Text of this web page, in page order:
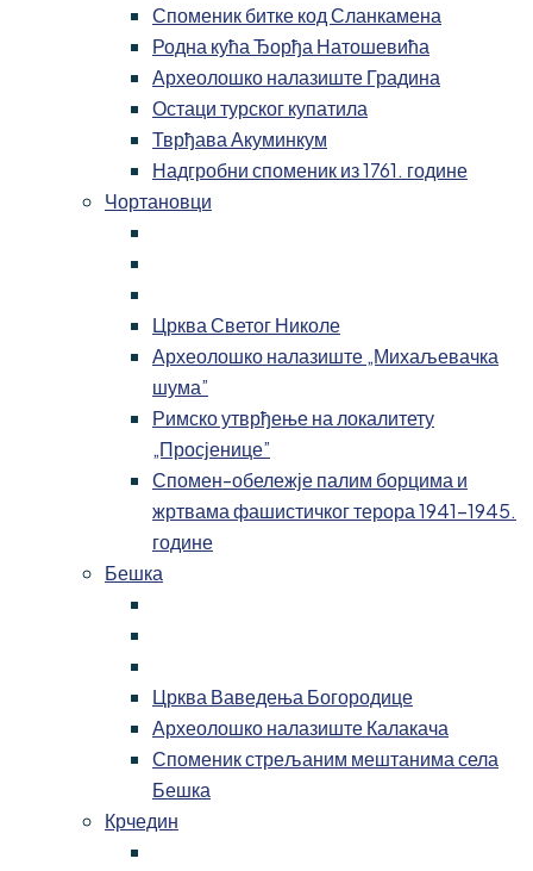
Споменик битке код Сланкамена
Родна кућа Ђорђа Натошевића
Археолошко налазиште Градина
Остаци турског купатила
Тврђава Акуминкум
Надгробни споменик из 1761. године
Чортановци
Црква Светог Николе
Археолошко налазиште „Михаљевачка
шума”
Римско утврђење на локалитету
„Просјенице”
Спомен-обележје палим борцима и
жртвама фашистичког терора 1941-1945.
године
Бешка
Црква Ваведења Богородице
Археолошко налазиште Калакача
Споменик стрељаним мештанима села
Бешка
Крчедин